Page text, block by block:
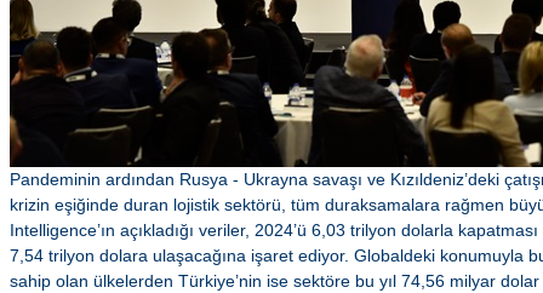
Pandeminin ardından Rusya - Ukrayna savaşı ve Kızıldeniz’deki
krizin eşiğinde duran lojistik sektörü, tüm duraksamalara rağmen
Intelligence’ın açıkladığı veriler, 2024’ü 6,03 trilyon dolarla
7,54 trilyon dolara ulaşacağına işaret ediyor. Globaldeki konumuyla
sahip olan ülkelerden Türkiye’nin ise sektöre bu yıl 74,56 milyar